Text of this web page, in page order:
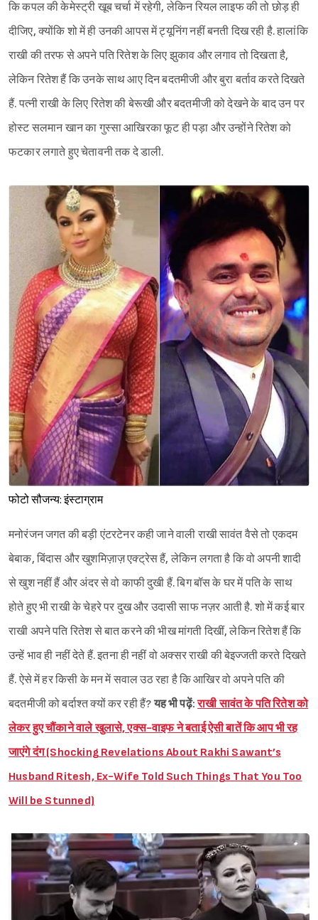
कि कपल की केमेस्ट्री खूब चर्चा में रहेगी, लेकिन रियल लाइफ की तो छोड़ ही
दीजिए, क्योंकि शो में ही उनकी आपस में ट्यूनिंग नहीं बनती दिख रही है. हालांकि
राखी की तरफ से अपने पति रितेश के लिए झुकाव और लगाव तो दिखता है,
लेकिन रितेश हैं कि उनके साथ आए दिन बदतमीजी और बुरा बर्ताव करते दिखते
हैं. पत्नी राखी के लिए रितेश की बेरूखी और बदतमीजी को देखने के बाद उन पर
होस्ट सलमान खान का गुस्सा आखिरका फूट ही पड़ा और उन्होंने रितेश को
फटकार लगाते हुए चेतावनी तक दे डाली.
फोटो सौजन्य: इंस्टाग्राम
मनोरंजन जगत की बड़ी एंटरटेनर कही जाने वाली राखी सावंत वैसे तो एकदम
बेबाक, बिंदास और खुशमिज़ाज़ एक्ट्रेस हैं, लेकिन लगता है कि वो अपनी शादी
से खुश नहीं हैं और अंदर से वो काफी दुखी हैं. बिग बॉस के घर में पति के साथ
होते हुए भी राखी के चेहरे पर दुख और उदासी साफ नज़र आती है. शो में कई बार
राखी अपने पति रितेश से बात करने की भीख मांगती दिखीं, लेकिन रितेश हैं कि
उन्हें भाव ही नहीं देते हैं. इतना ही नहीं वो अक्सर राखी की बेइज्जती करते दिखते
हैं. ऐसे में हर किसी के मन में सवाल उठ रहा है कि आखिर वो अपने पति की
बदतमीजी को बर्दाश्त क्यों कर रही हैं?यह भी पढ़ें:राखी सावंत के पति रितेश को
लेकर हुए चौंकाने वाले खुलासे, एक्स-वाइफ ने बताई ऐसी बातें कि आप भी रह
जाएंगे दंग (Shocking Revelations About Rakhi Sawant’s
Husband Ritesh, Ex-Wife Told Such Things That You Too
Will be Stunned)